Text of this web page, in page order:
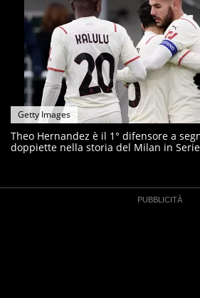
Getty Images
Theo Hernandez è il 1° difensore a
doppiette nella storia del Milan in